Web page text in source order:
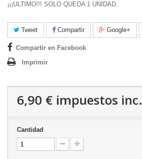
¡¡¡ULTIMO!!! SOLO QUEDA 1 UNIDAD.
Tweet Compartir Google+
Compartir en Facebook
Imprimir
6,90 € impuestos inc.
Cantidad